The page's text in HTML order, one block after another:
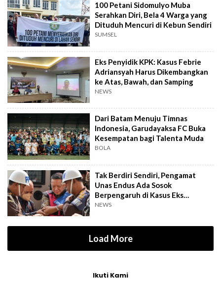
100 Petani Sidomulyo Muba
Serahkan Diri, Bela 4 Warga yang
Dituduh Mencuri di Kebun Sendiri
SUMSEL
Eks Penyidik KPK: Kasus Febrie
Adriansyah Harus Dikembangkan
ke Atas, Bawah, dan Samping
NEWS
Dari Batam Menuju Timnas
Indonesia, Garudayaksa FC Buka
Kesempatan bagi Talenta Muda
BOLA
Tak Berdiri Sendiri, Pengamat
Unas Endus Ada Sosok
Berpengaruh di Kasus Eks
Jampidsus
NEWS
Load More
Ikuti Kami